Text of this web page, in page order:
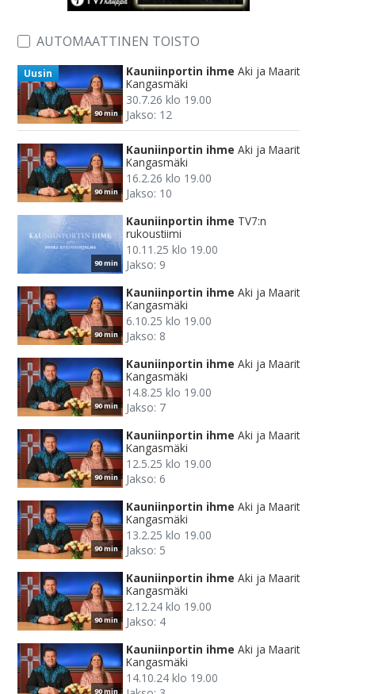
AUTOMAATTINEN TOISTO
90 min
Uusin Kauniinportin ihme Aki ja Maarit
Kangasmäki
30.7.26 klo 19.00
Jakso: 12
90 min
Kauniinportin ihme Aki ja Maarit
Kangasmäki
16.2.26 klo 19.00
Jakso: 10
90 min
Kauniinportin ihme TV7:n
rukoustiimi
10.11.25 klo 19.00
Jakso: 9
90 min
Kauniinportin ihme Aki ja Maarit
Kangasmäki
6.10.25 klo 19.00
Jakso: 8
90 min
Kauniinportin ihme Aki ja Maarit
Kangasmäki
14.8.25 klo 19.00
Jakso: 7
90 min
Kauniinportin ihme Aki ja Maarit
Kangasmäki
12.5.25 klo 19.00
Jakso: 6
90 min
Kauniinportin ihme Aki ja Maarit
Kangasmäki
13.2.25 klo 19.00
Jakso: 5
90 min
Kauniinportin ihme Aki ja Maarit
Kangasmäki
2.12.24 klo 19.00
Jakso: 4
90 min
Kauniinportin ihme Aki ja Maarit
Kangasmäki
14.10.24 klo 19.00